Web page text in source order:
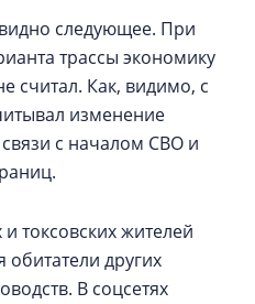
следующее. При
трассы экономику
считал. Как, видимо, с
изменение
с началом СВО и
токсовских жителей
других
В соцсетях